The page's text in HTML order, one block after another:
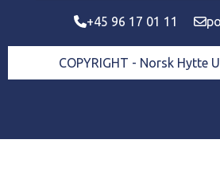
+45 96 17 01 11
COPYRIGHT - Norsk Hytte